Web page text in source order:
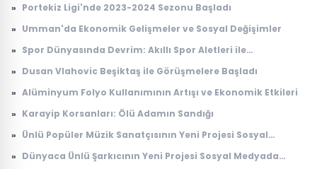
» Portekiz Ligi'nde 2023-2024 Sezonu Başladı
» Umman'da Ekonomik Gelişmeler ve Sosyal Değişimler
» Spor Dünyasında Devrim: Akıllı Spor Aletleri ile
» Dusan Vlahovic Beşiktaş ile Görüşmelere Başladı
» Alüminyum Folyo Kullanımının Artışı ve Ekonomik Etkileri
» Karayip Korsanları: Ölü Adamın Sandığı
» Ünlü Popüler Müzik Sanatçısının Yeni Projesi Sosyal
» Dünyaca Ünlü Şarkıcının Yeni Projesi Sosyal Medyada